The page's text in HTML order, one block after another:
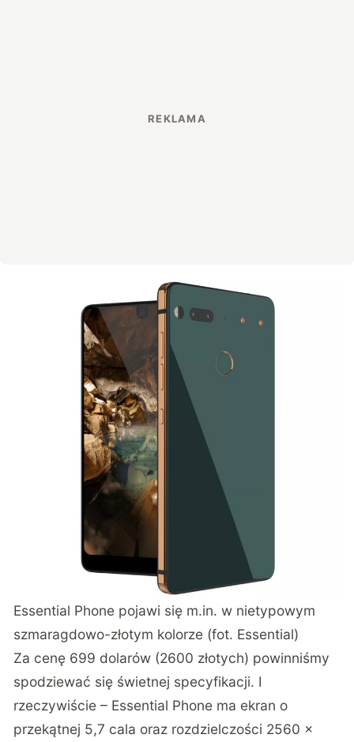
Essential Phone pojawi się m.in. w nietypowym
szmaragdowo-złotym kolorze (fot. Essential)
Za cenę 699 dolarów (2600 złotych) powinniśmy
spodziewać się świetnej specyfikacji. I
rzeczywiście – Essential Phone ma ekran o
przekątnej 5,7 cala oraz rozdzielczości 2560 x